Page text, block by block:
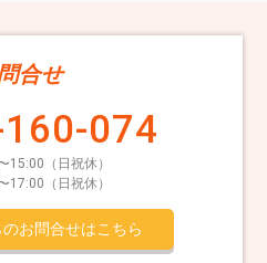
合せ
074
15:00（日祝休）
17:00（日祝休）
お問合せはこちら